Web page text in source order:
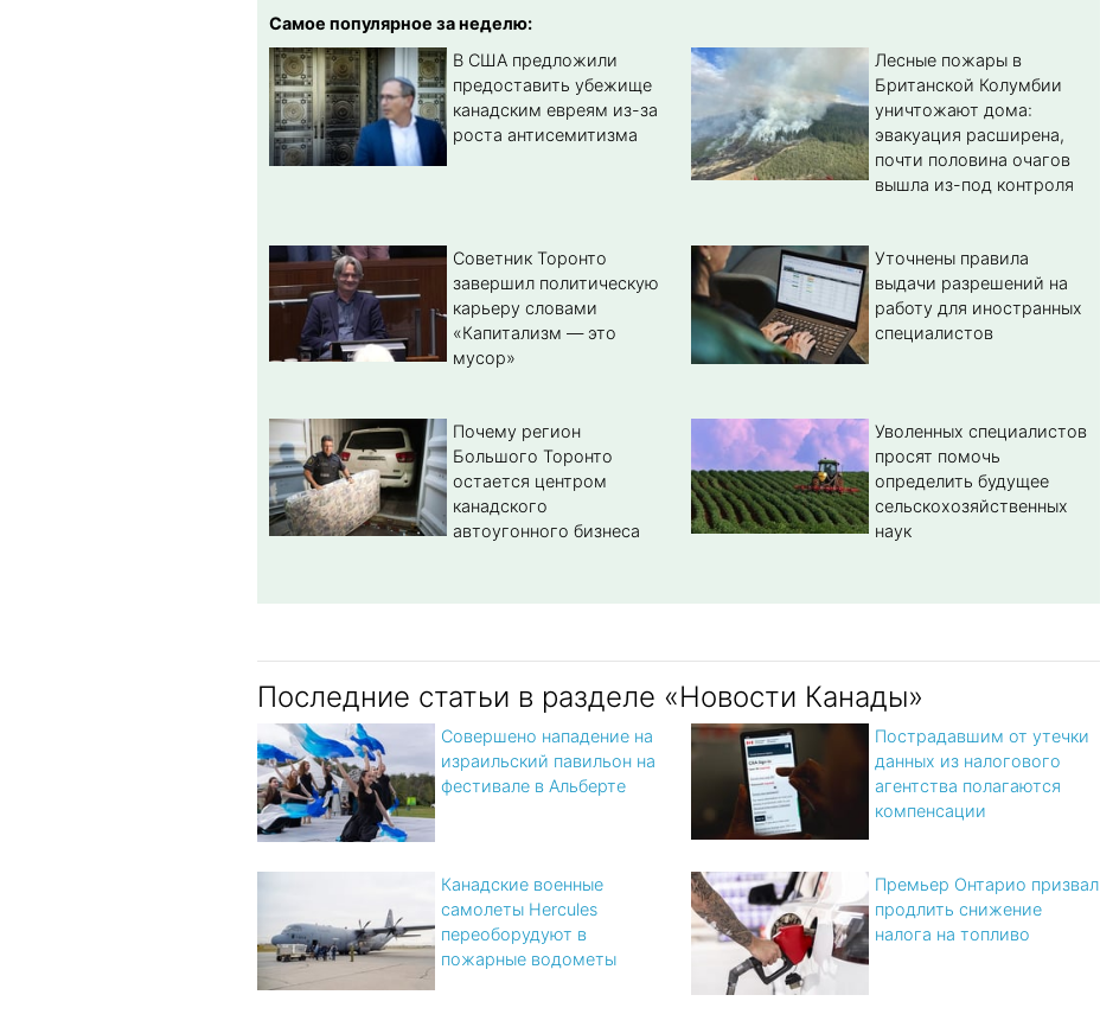
Самое популярное за неделю:
В США предложили
предоставить убежище
канадским евреям из-за
роста антисемитизма
Лесные пожары в
Британской Колумбии
уничтожают дома:
эвакуация расширена,
почти половина очагов
вышла из-под контроля
Советник Торонто
завершил политическую
карьеру словами
«Капитализм — это
мусор»
Уточнены правила
выдачи разрешений на
работу для иностранных
специалистов
Почему регион
Большого Торонто
остается центром
канадского
автоугонного бизнеса
Уволенных специалистов
просят помочь
определить будущее
сельскохозяйственных
наук
Последние статьи в разделе «Новости Канады»
Совершено нападение на
израильский павильон на
фестивале в Альберте
Пострадавшим от утечки
данных из налогового
агентства полагаются
компенсации
Канадские военные
самолеты Hercules
переоборудуют в
пожарные водометы
Премьер Онтарио призвал
продлить снижение
налога на топливо